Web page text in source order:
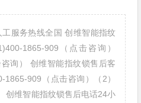
服务热线全国 创维智能指纹
1865-909（点击咨询）
询） 创维智能指纹锁售后客
909（点击咨询）（2）
创维智能指纹锁售后电话24小